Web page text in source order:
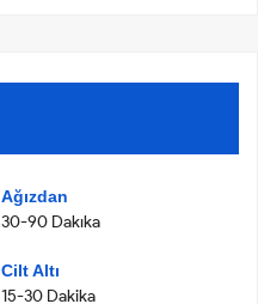
Ağızdan
30-90 Dakıka
Cilt Altı
15-30 Dakika